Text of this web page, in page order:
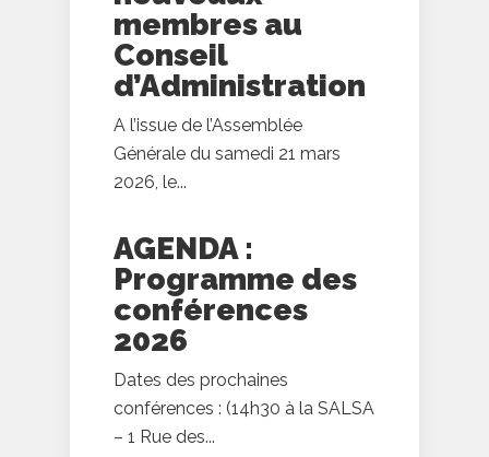
membres au
Conseil
d’Administration
A l’issue de l’Assemblée
Générale du samedi 21 mars
2026, le...
AGENDA :
Programme des
conférences
2026
Dates des prochaines
conférences : (14h30 à la SALSA
– 1 Rue des...